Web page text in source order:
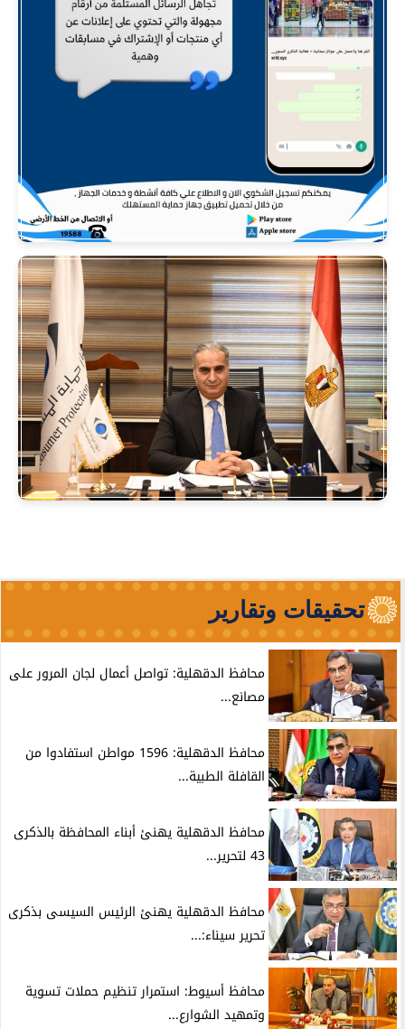
تحقيقات وتقارير
محافظ الدقهلية: تواصل أعمال لجان المرور على
مصانع...
محافظ الدقهلية: 1596 مواطن استفادوا من
القافلة الطبية...
محافظ الدقهلية يهنئ أبناء المحافظة بالذكرى
43 لتحرير...
محافظ الدقهلية يهنئ الرئيس السيسى بذكرى
تحرير سيناء:...
محافظ أسيوط: استمرار تنظيم حملات تسوية
وتمهيد الشوارع...